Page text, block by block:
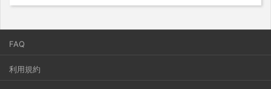
FAQ
利用規約